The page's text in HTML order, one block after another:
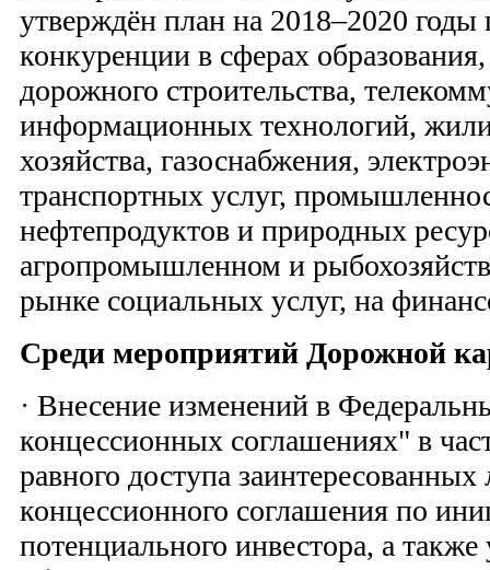
утверждён план на 2018–2020 годы
конкуренции в сферах образования,
дорожного строительства,
информационных технологий,
хозяйства, газоснабжения,
транспортных услуг,
нефтепродуктов и природных
агропромышленном и
рынке социальных услуг, на
Среди мероприятий Дорожной
· Внесение изменений в
концессионных соглашениях" в
равного доступа
концессионного соглашения по
потенциального инвестора, а